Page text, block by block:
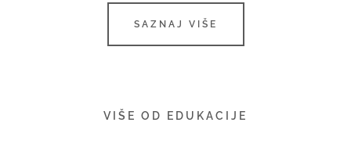
SAZNAJ VIŠE
VIŠE OD EDUKACIJE